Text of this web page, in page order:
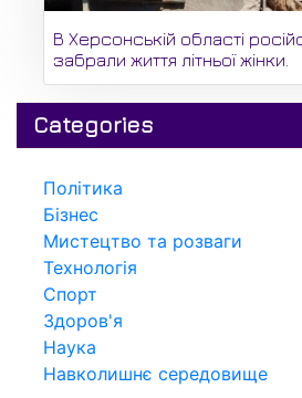
В Херсонській області
забрали життя літньої жінки.
Categories
Політика
Бізнес
Мистецтво та розваги
Технологія
Спорт
Здоров'я
Наука
Навколишнє середовище